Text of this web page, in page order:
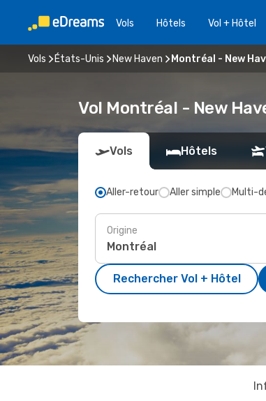
Vols Hôtels Vol + Hôtel
Vols États-Unis New Haven Montréal - New
Vol Montréal - New
Vols Hôtels
Aller-retour Aller simple Multi-
Origine
Rechercher Vol + Hôtel